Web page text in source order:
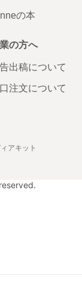
の本
の方へ
出稿について
注文について
アキット